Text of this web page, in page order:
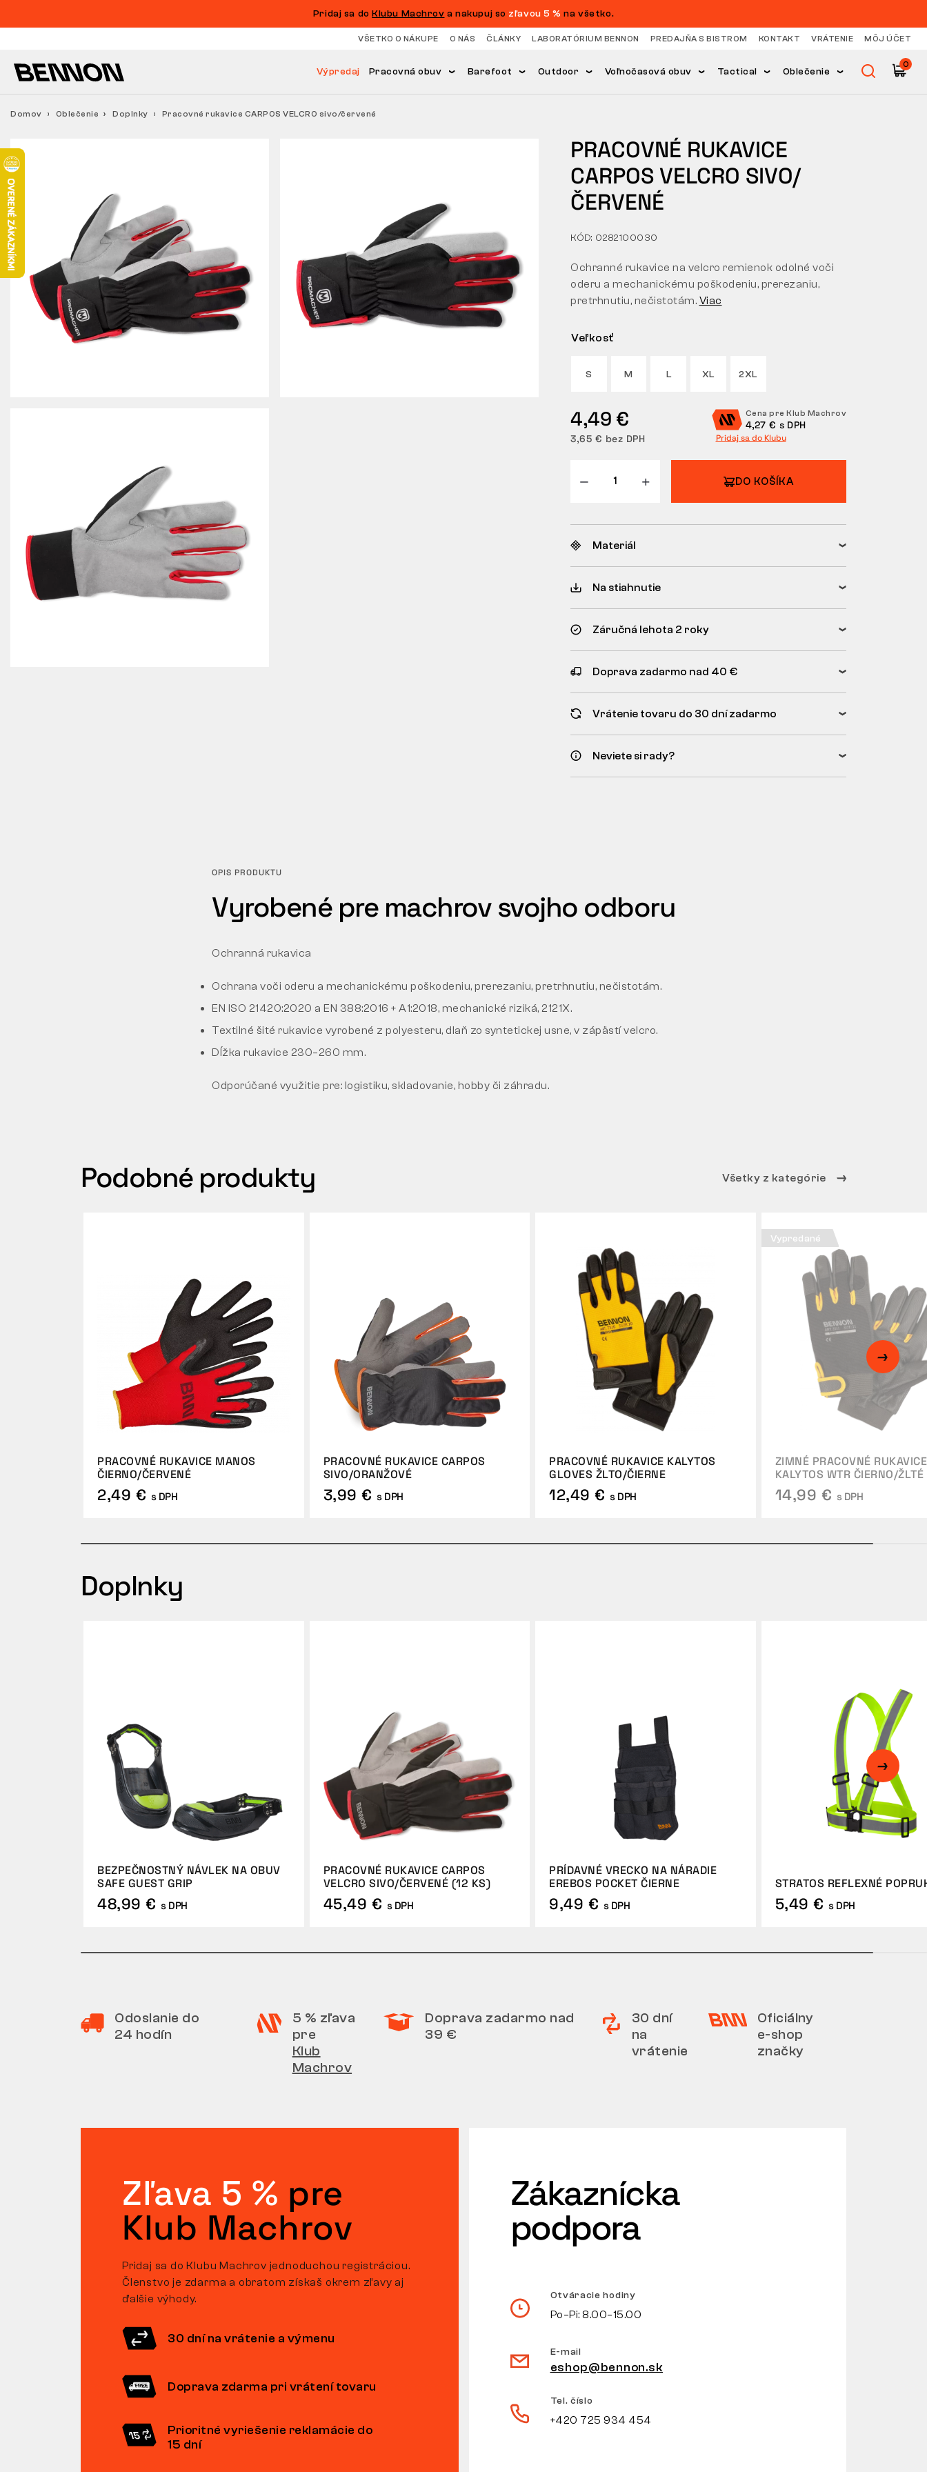
Pridaj sa doKlubu Machrov a nakupuj so zľavou 5 % na všetko.
VŠETKO O NÁKUPE O NÁS ČLÁNKY LABORATÓRIUM BENNON PREDAJŇA S BISTROM KONTAKT VRÁTENIE MÔJ ÚČET
Výpredaj Pracovná obuv Barefoot Outdoor Voľnočasová obuv Tactical Oblečenie
0
Domov Oblečenie Doplnky Pracovné rukavice CARPOS VELCRO sivo/červené
PRACOVNÉ RUKAVICE
CARPOS VELCRO SIVO/
ČERVENÉ
KÓD: 0282100030
Veľkosť
S M L XL 2XL
4,49 €
3,65 € bez DPH
Cena pre Klub Machrov
4,27 € s DPH
Pridaj sa do Klubu
DO KOŠÍKA
Ochranné rukavice na velcro remienok odolné voči
oderu a mechanickému poškodeniu, prerezaniu,
pretrhnutiu, nečistotám. Viac
Materiál
Na stiahnutie
Záručná lehota 2 roky
Doprava zadarmo nad 40 €
Vrátenie tovaru do 30 dní zadarmo
Neviete si rady?
OPIS PRODUKTU
Vyrobené pre machrov svojho odboru
Ochranná rukavica
Ochrana voči oderu a mechanickému poškodeniu, prerezaniu, pretrhnutiu, nečistotám.
EN ISO 21420:2020 a EN 388:2016 + A1:2018, mechanické riziká, 2121X.
Textilné šité rukavice vyrobené z polyesteru, dlaň zo syntetickej usne, v zápästí velcro.
Dĺžka rukavice 230–260 mm.
Odporúčané využitie pre: logistiku, skladovanie, hobby či záhradu.
Podobné produkty Všetky z kategórie
PRACOVNÉ RUKAVICE MANOS
ČIERNO/ČERVENÉ
2,49 € s DPH
PRACOVNÉ RUKAVICE CARPOS
SIVO/ORANŽOVÉ
3,99 € s DPH
PRACOVNÉ RUKAVICE KALYTOS
GLOVES ŽLTO/ČIERNE
12,49 € s DPH
Vypredané
ZIMNÉ PRACOVNÉ RUKAVICE
KALYTOS WTR ČIERNO/ŽLTÉ
14,99 € s DPH
Doplnky
BEZPEČNOSTNÝ NÁVLEK NA OBUV
SAFE GUEST GRIP
48,99 € s DPH
PRACOVNÉ RUKAVICE CARPOS
VELCRO SIVO/ČERVENÉ (12 KS)
45,49 € s DPH
PRÍDAVNÉ VRECKO NA NÁRADIE
EREBOS POCKET ČIERNE
9,49 € s DPH
STRATOS REFLEXNÉ
5,49 € s DPH
Odoslanie do
24 hodín
5 % zľava
pre
Klub
Machrov
Doprava zadarmo nad
39 €
30 dní
na
vrátenie
Oficiálny
e-shop
značky
Zľava 5 % pre
Klub Machrov
Pridaj sa do Klubu Machrov jednoduchou registráciou.
Členstvo je zdarma a obratom získaš okrem zľavy aj
ďalšie výhody.
30 dní na vrátenie a výmenu
Doprava zdarma pri vrátení tovaru
Prioritné vyriešenie reklamácie do
15 dní
Zákaznícka
podpora
Otváracie hodiny
Po–Pi: 8.00–15.00
E-mail
eshop@bennon.sk
Tel. číslo
+420 725 934 454